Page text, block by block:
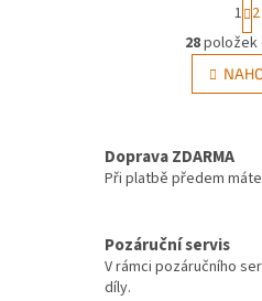
O
v
l
á
í
k
t
r
á
n
k
n
í
1 2
28položek
Doprava ZDARMA
Při platbě předem máte
Pozáruční servis
V rámci pozáručního
díly.